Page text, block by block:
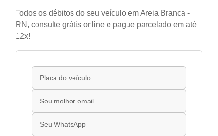
Todos os débitos do seu veículo em Areia Branca -
RN, consulte grátis online e pague parcelado em até
12x!